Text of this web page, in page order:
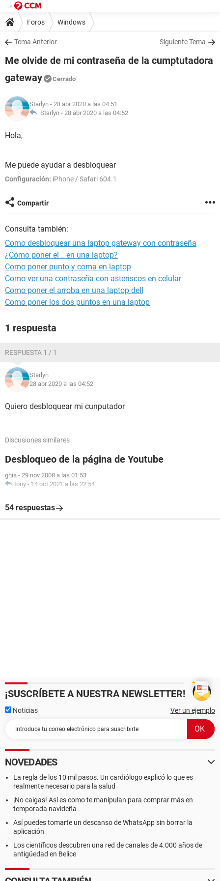
Foros Windows
Tema Anterior Siguiente Tema
Me olvide de mi contraseña de la cumptutadora
gateway
Cerrado
Starlyn - 28 abr 2020 a las 04:51
Starlyn - 28 abr 2020 a las 04:52
Hola,
Me puede ayudar a desbloquear
Configuración: iPhone / Safari 604.1
Compartir
Consulta también:
Como desbloquear una laptop gateway con contraseña
¿Cómo poner el _ en una laptop?
Como poner punto y coma en laptop
Como ver una contraseña con asteriscos en celular
Como poner el arroba en una laptop dell
Como poner los dos puntos en una laptop
1 respuesta
RESPUESTA 1 / 1
Starlyn
28 abr 2020 a las 04:52
Quiero desbloquear mi cunputador
Discusiones similares
Desbloqueo de la página de Youtube
ghis - 29 nov 2008 a las 01:53
tony - 14 oct 2021 a las 22:54
54 respuestas
¡SUSCRÍBETE A NUESTRA NEWSLETTER!
Noticias Ver un ejemplo
NOVEDADES
La regla de los 10 mil pasos. Un cardiólogo explicó lo que es
realmente necesario para la salud
¡No caigas! Así es como te manipulan para comprar más en
temporada navideña
Así puedes tomarte un descanso de WhatsApp sin borrar la
aplicación
Los científicos descubren una red de canales de 4.000 años de
antigüedad en Belice